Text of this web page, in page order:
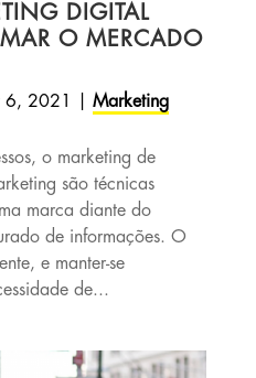
DIGITAL
O MERCADO
6, 2021
Marketing
o marketing de
são técnicas
marca diante do
de informações. O
e manter-se
de...